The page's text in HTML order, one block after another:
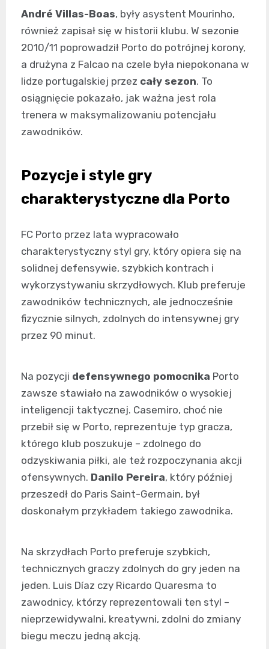
André Villas-Boas, były asystent Mourinho,
również zapisał się w historii klubu. W sezonie
2010/11 poprowadził Porto do potrójnej korony,
a drużyna z Falcao na czele była niepokonana w
lidze portugalskiej przez cały sezon. To
osiągnięcie pokazało, jak ważna jest rola
trenera w maksymalizowaniu potencjału
zawodników.
Pozycje i style gry
charakterystyczne dla Porto
FC Porto przez lata wypracowało
charakterystyczny styl gry, który opiera się na
solidnej defensywie, szybkich kontrach i
wykorzystywaniu skrzydłowych. Klub preferuje
zawodników technicznych, ale jednocześnie
fizycznie silnych, zdolnych do intensywnej gry
przez 90 minut.
Na pozycji defensywnego pomocnika Porto
zawsze stawiało na zawodników o wysokiej
inteligencji taktycznej. Casemiro, choć nie
przebił się w Porto, reprezentuje typ gracza,
którego klub poszukuje – zdolnego do
odzyskiwania piłki, ale też rozpoczynania akcji
ofensywnych. Danilo Pereira, który później
przeszedł do Paris Saint-Germain, był
doskonałym przykładem takiego zawodnika.
Na skrzydłach Porto preferuje szybkich,
technicznych graczy zdolnych do gry jeden na
jeden. Luis Díaz czy Ricardo Quaresma to
zawodnicy, którzy reprezentowali ten styl –
nieprzewidywalni, kreatywni, zdolni do zmiany
biegu meczu jedną akcją.